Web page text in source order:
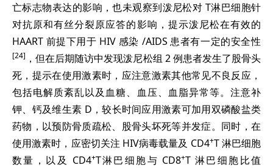
亡标志物表达的影响，也未观察到泼尼松对 T淋巴细胞针
对抗原和有丝分裂原应答的影响，提示泼尼松在有效的
HAART 前提下用于 HIV 感染 /AIDS 患者有一定的安全性
[24] ，但在后期随访中发现泼尼松组 2 例患者发生了股骨头
死，提示在使用激素时，应注意激素其他常见不良反应，
包括电解质紊乱以及血糖、血压、血脂异常等。注意补
钾、钙及维生素 D，较长时间应用激素可加用双磷酸盐类
药物，以预防骨质疏松、股骨头坏死等并发症。同时，在
使用激素时，应密切关注 HIV病毒载量及 CD4+T 淋巴细胞
数量，以及 CD4+T淋巴细胞与 CD8+T 淋巴细胞比值